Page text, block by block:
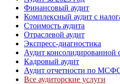
Финансовый аудит
Комплексный аудит с
Стоимость аудита
Отраслевой аудит
Экспресс-диагностика
Аудит консолидированной
Кадровый аудит
Аудит отчетности по
Все аудиторские услуги